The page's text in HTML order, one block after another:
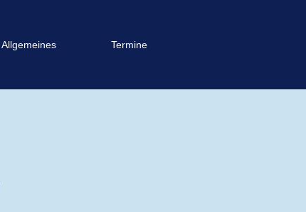
Allgemeines Termine